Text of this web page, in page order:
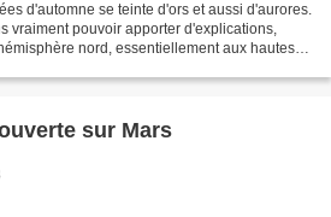
d'automne se teinte d'ors et aussi d'aurores.
vraiment pouvoir apporter d'explications,
nord, essentiellement aux hautes
sur Mars